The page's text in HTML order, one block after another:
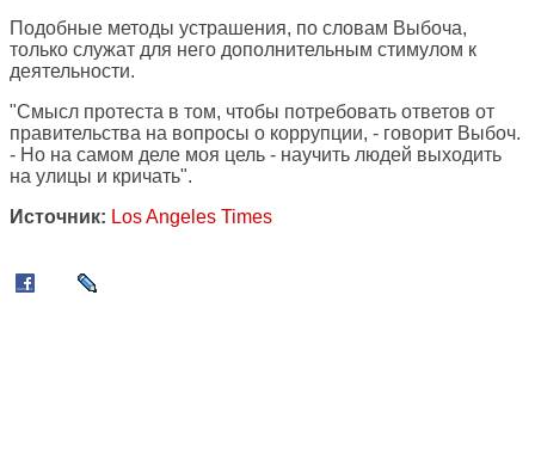
Подобные методы устрашения, по словам Выбоча,
только служат для него дополнительным стимулом к
деятельности.
"Смысл протеста в том, чтобы потребовать ответов от
правительства на вопросы о коррупции, - говорит Выбоч.
- Но на самом деле моя цель - научить людей выходить
на улицы и кричать".
Источник: Los Angeles Times